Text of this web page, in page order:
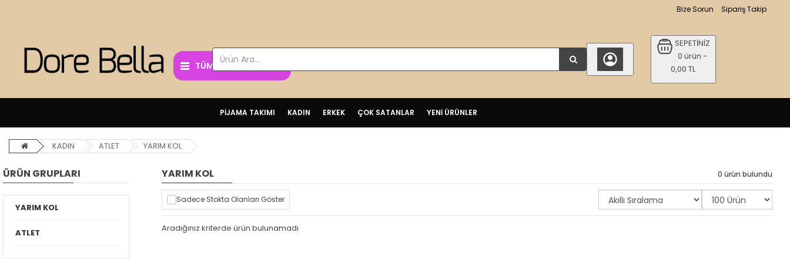
Bize Sorun Sipariş Takip
SEPETİNİZ
0 ürün -
0,00 TL
TÜM KATEGORİLER
PİJAMA TAKIMI KADIN ERKEK ÇOK SATANLAR YENİ ÜRÜNLER
KADIN ATLET YARIM KOL
ÜRÜN GRUPLARI
YARIM KOL
ATLET
YARIM KOL 0 ürün bulundu
Sadece Stokta Olanları Göster
Aradığınız kriterde ürün bulunamadı